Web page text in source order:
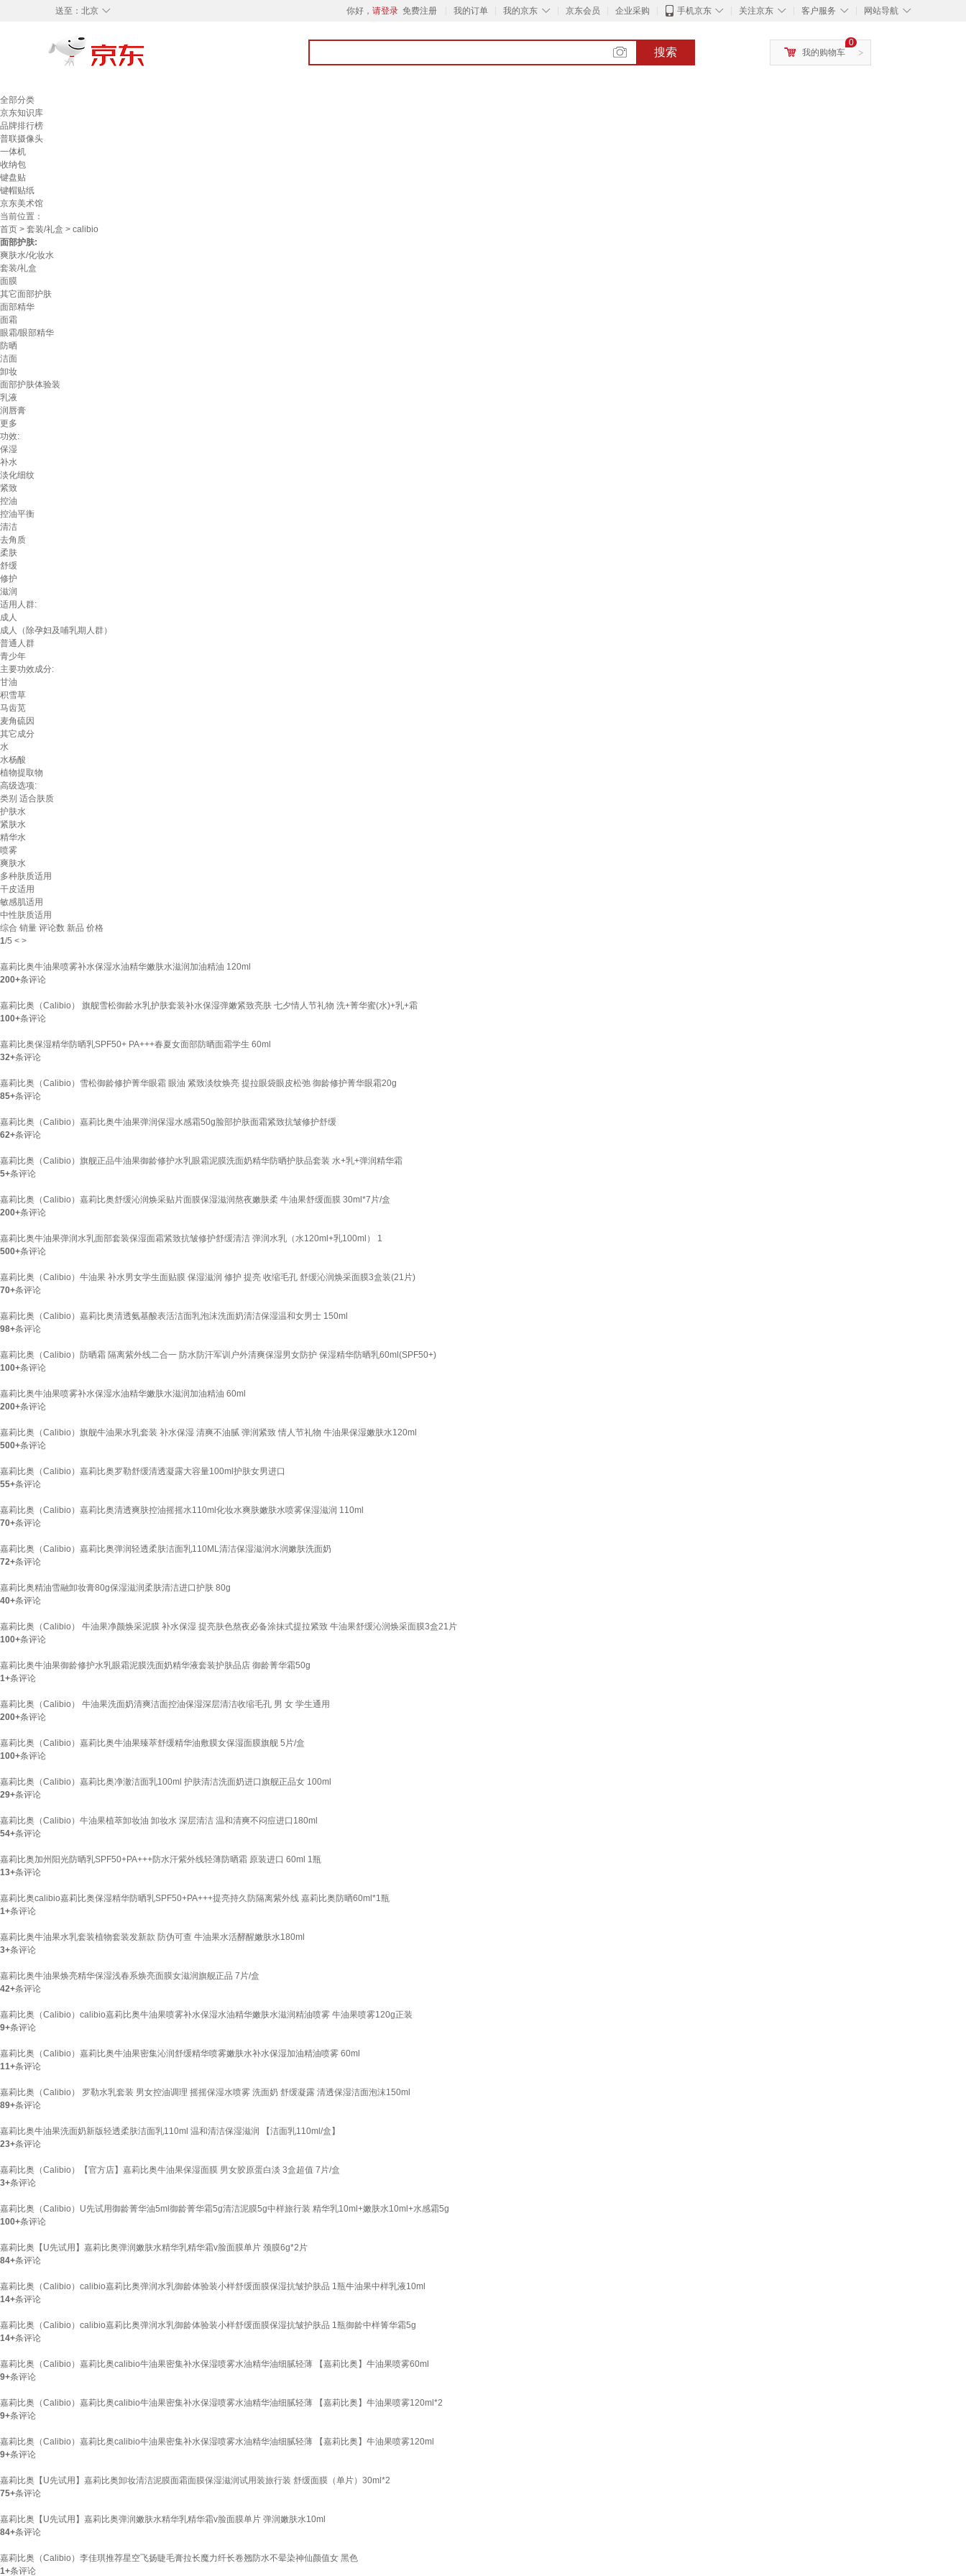
◇
送至： 北京 你好， 请登录 免费注册 我的订单 ◇
我的京东 京东会员 企业采购 ◇
手机京东 ◇
关注京东 ◇
客户服务 ◇
网站导航
搜索 >
0
我的购物车
全部分类
京东知识库
品牌排行榜
普联摄像头
一体机
收纳包
键盘贴
键帽贴纸
京东美术馆
当前位置：
首页 > 套装/礼盒 > calibio
面部护肤:
爽肤水/化妆水
套装/礼盒
面膜
其它面部护肤
面部精华
面霜
眼霜/眼部精华
防晒
洁面
卸妆
面部护肤体验装
乳液
润唇膏
更多
功效:
保湿
补水
淡化细纹
紧致
控油
控油平衡
清洁
去角质
柔肤
舒缓
修护
滋润
适用人群:
成人
成人（除孕妇及哺乳期人群）
普通人群
青少年
主要功效成分:
甘油
积雪草
马齿苋
麦角硫因
其它成分
水
水杨酸
植物提取物
高级选项:
类别 适合肤质
护肤水
紧肤水
精华水
喷雾
爽肤水
多种肤质适用
干皮适用
敏感肌适用
中性肤质适用
综合 销量 评论数 新品 价格
1/5 < >
嘉莉比奥牛油果喷雾补水保湿水油精华嫩肤水滋润加油精油 120ml
200+条评论
嘉莉比奥（Calibio） 旗舰雪松御龄水乳护肤套装补水保湿弹嫩紧致亮肤 七夕情人节礼物 洗+菁华蜜(水)+乳+霜
100+条评论
嘉莉比奥保湿精华防晒乳SPF50+ PA+++春夏女面部防晒面霜学生 60ml
32+条评论
嘉莉比奥（Calibio）雪松御龄修护菁华眼霜 眼油 紧致淡纹焕亮 提拉眼袋眼皮松弛 御龄修护菁华眼霜20g
85+条评论
嘉莉比奥（Calibio）嘉莉比奥牛油果弹润保湿水感霜50g脸部护肤面霜紧致抗皱修护舒缓
62+条评论
嘉莉比奥（Calibio）旗舰正品牛油果御龄修护水乳眼霜泥膜洗面奶精华防晒护肤品套装 水+乳+弹润精华霜
5+条评论
嘉莉比奥（Calibio）嘉莉比奥舒缓沁润焕采贴片面膜保湿滋润熬夜嫩肤柔 牛油果舒缓面膜 30ml*7片/盒
200+条评论
嘉莉比奥牛油果弹润水乳面部套装保湿面霜紧致抗皱修护舒缓清洁 弹润水乳（水120ml+乳100ml） 1
500+条评论
嘉莉比奥（Calibio）牛油果 补水男女学生面贴膜 保湿滋润 修护 提亮 收缩毛孔 舒缓沁润焕采面膜3盒装(21片)
70+条评论
嘉莉比奥（Calibio）嘉莉比奥清透氨基酸表活洁面乳泡沫洗面奶清洁保湿温和女男士 150ml
98+条评论
嘉莉比奥（Calibio）防晒霜 隔离紫外线二合一 防水防汗军训户外清爽保湿男女防护 保湿精华防晒乳60ml(SPF50+)
100+条评论
嘉莉比奥牛油果喷雾补水保湿水油精华嫩肤水滋润加油精油 60ml
200+条评论
嘉莉比奥（Calibio）旗舰牛油果水乳套装 补水保湿 清爽不油腻 弹润紧致 情人节礼物 牛油果保湿嫩肤水120ml
500+条评论
嘉莉比奥（Calibio）嘉莉比奥罗勒舒缓清透凝露大容量100ml护肤女男进口
55+条评论
嘉莉比奥（Calibio）嘉莉比奥清透爽肤控油摇摇水110ml化妆水爽肤嫩肤水喷雾保湿滋润 110ml
70+条评论
嘉莉比奥（Calibio）嘉莉比奥弹润轻透柔肤洁面乳110ML清洁保湿滋润水润嫩肤洗面奶
72+条评论
嘉莉比奥精油雪融卸妆膏80g保湿滋润柔肤清洁进口护肤 80g
40+条评论
嘉莉比奥（Calibio） 牛油果净颜焕采泥膜 补水保湿 提亮肤色熬夜必备涂抹式提拉紧致 牛油果舒缓沁润焕采面膜3盒21片
100+条评论
嘉莉比奥牛油果御龄修护水乳眼霜泥膜洗面奶精华液套装护肤品店 御龄菁华霜50g
1+条评论
嘉莉比奥（Calibio） 牛油果洗面奶清爽洁面控油保湿深层清洁收缩毛孔 男 女 学生通用
200+条评论
嘉莉比奥（Calibio）嘉莉比奥牛油果臻萃舒缓精华油敷膜女保湿面膜旗舰 5片/盒
100+条评论
嘉莉比奥（Calibio）嘉莉比奥净澈洁面乳100ml 护肤清洁洗面奶进口旗舰正品女 100ml
29+条评论
嘉莉比奥（Calibio）牛油果植萃卸妆油 卸妆水 深层清洁 温和清爽不闷痘进口180ml
54+条评论
嘉莉比奥加州阳光防晒乳SPF50+PA+++防水汗紫外线轻薄防晒霜 原装进口 60ml 1瓶
13+条评论
嘉莉比奥calibio嘉莉比奥保湿精华防晒乳SPF50+PA+++提亮持久防隔离紫外线 嘉莉比奥防晒60ml*1瓶
1+条评论
嘉莉比奥牛油果水乳套装植物套装发新款 防伪可查 牛油果水活酵醒嫩肤水180ml
3+条评论
嘉莉比奥牛油果焕亮精华保湿浅春系焕亮面膜女滋润旗舰正品 7片/盒
42+条评论
嘉莉比奥（Calibio）calibio嘉莉比奥牛油果喷雾补水保湿水油精华嫩肤水滋润精油喷雾 牛油果喷雾120g正装
9+条评论
嘉莉比奥（Calibio）嘉莉比奥牛油果密集沁润舒缓精华喷雾嫩肤水补水保湿加油精油喷雾 60ml
11+条评论
嘉莉比奥（Calibio） 罗勒水乳套装 男女控油调理 摇摇保湿水喷雾 洗面奶 舒缓凝露 清透保湿洁面泡沫150ml
89+条评论
嘉莉比奥牛油果洗面奶新版轻透柔肤洁面乳110ml 温和清洁保湿滋润 【洁面乳110ml/盒】
23+条评论
嘉莉比奥（Calibio）【官方店】嘉莉比奥牛油果保湿面膜 男女胶原蛋白淡 3盒超值 7片/盒
3+条评论
嘉莉比奥（Calibio）U先试用御龄菁华油5ml御龄菁华霜5g清洁泥膜5g中样旅行装 精华乳10ml+嫩肤水10ml+水感霜5g
100+条评论
嘉莉比奥【U先试用】嘉莉比奥弹润嫩肤水精华乳精华霜v脸面膜单片 颈膜6g*2片
84+条评论
嘉莉比奥（Calibio）calibio嘉莉比奥弹润水乳御龄体验装小样舒缓面膜保湿抗皱护肤品 1瓶牛油果中样乳液10ml
14+条评论
嘉莉比奥（Calibio）calibio嘉莉比奥弹润水乳御龄体验装小样舒缓面膜保湿抗皱护肤品 1瓶御龄中样箐华霜5g
14+条评论
嘉莉比奥（Calibio）嘉莉比奥calibio牛油果密集补水保湿喷雾水油精华油细腻轻薄 【嘉莉比奥】牛油果喷雾60ml
9+条评论
嘉莉比奥（Calibio）嘉莉比奥calibio牛油果密集补水保湿喷雾水油精华油细腻轻薄 【嘉莉比奥】牛油果喷雾120ml*2
9+条评论
嘉莉比奥（Calibio）嘉莉比奥calibio牛油果密集补水保湿喷雾水油精华油细腻轻薄 【嘉莉比奥】牛油果喷雾120ml
9+条评论
嘉莉比奥【U先试用】嘉莉比奥卸妆清洁泥膜面霜面膜保湿滋润试用装旅行装 舒缓面膜（单片）30ml*2
75+条评论
嘉莉比奥【U先试用】嘉莉比奥弹润嫩肤水精华乳精华霜v脸面膜单片 弹润嫩肤水10ml
84+条评论
嘉莉比奥（Calibio）李佳琪推荐星空飞扬睫毛膏拉长魔力纤长卷翘防水不晕染神仙颜值女 黑色
1+条评论